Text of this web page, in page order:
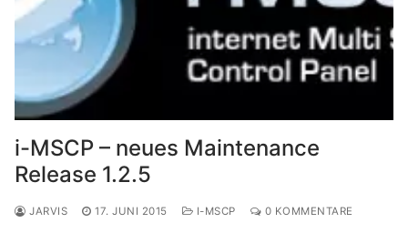
i-MSCP – neues Maintenance
Release 1.2.5
JARVIS 17. JUNI 2015 I-MSCP 0 KOMMENTARE